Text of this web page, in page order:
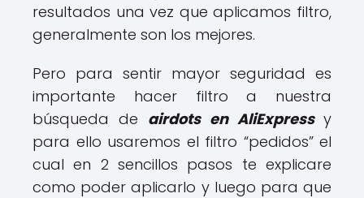
resultados una vez que aplicamos filtro,
generalmente son los mejores.
Pero para sentir mayor seguridad es
importante hacer filtro a nuestra
búsqueda de airdots en AliExpress y
para ello usaremos el filtro “pedidos” el
cual en 2 sencillos pasos te explicare
como poder aplicarlo y luego para que